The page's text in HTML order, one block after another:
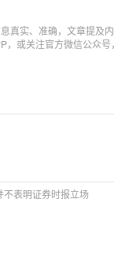
真实、准确，文章提及
，或关注官方微信公众
表明证券时报立场